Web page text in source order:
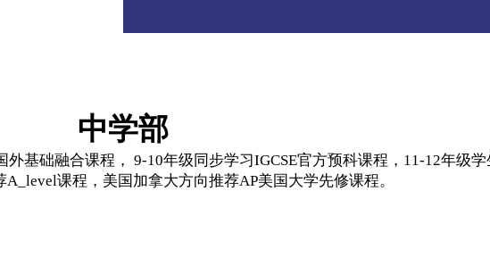
中学部
基础融合课程， 9-10年级同步学习IGCSE官方预科课程，11-12年级
课程，美国加拿大方向推荐AP美国大学先修课程。